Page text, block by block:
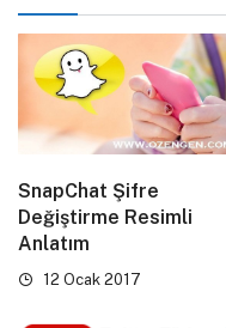
SnapChat Şifre
Değiştirme Resimli
Anlatım
12 Ocak 2017